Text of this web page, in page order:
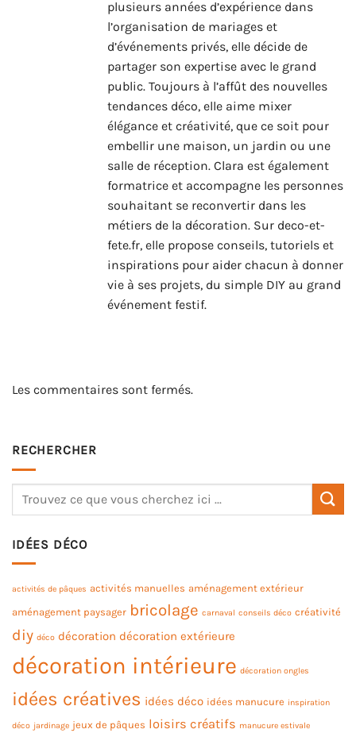
plusieurs années d’expérience dans
l’organisation de mariages et
d’événements privés, elle décide de
partager son expertise avec le grand
public. Toujours à l’affût des nouvelles
tendances déco, elle aime mixer
élégance et créativité, que ce soit pour
embellir une maison, un jardin ou une
salle de réception. Clara est également
formatrice et accompagne les personnes
souhaitant se reconvertir dans les
métiers de la décoration. Sur deco-et-
fete.fr, elle propose conseils, tutoriels et
inspirations pour aider chacun à donner
vie à ses projets, du simple DIY au grand
événement festif.
Les commentaires sont fermés.
RECHERCHER
IDÉES DÉCO
activités de pâques activités manuelles aménagement extérieur
aménagement paysager bricolage carnaval conseils déco créativité
diy déco décoration décoration extérieure
décoration intérieure décoration ongles
idées créatives idées déco idées manucure inspiration
déco jardinage jeux de pâques loisirs créatifs manucure estivale